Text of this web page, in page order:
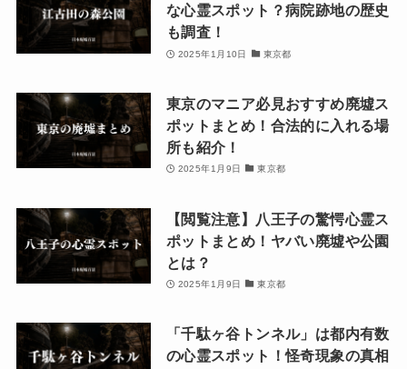
な心霊スポット？病院跡地の歴史
も調査！
2025年1月10日 東京都
東京のマニア必見おすすめ廃墟ス
ポットまとめ！合法的に入れる場
所も紹介！
2025年1月9日 東京都
【閲覧注意】八王子の驚愕心霊ス
ポットまとめ！ヤバい廃墟や公園
とは？
2025年1月9日 東京都
「千駄ヶ谷トンネル」は都内有数
の心霊スポット！怪奇現象の真相